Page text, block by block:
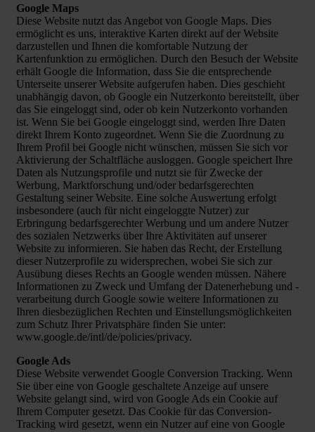
Google Maps
Diese Website nutzt das Angebot von Google Maps. Dies
ermöglicht es uns, interaktive Karten direkt auf der Website
darzustellen und Ihnen die komfortable Nutzung der
Kartenfunktion zu ermöglichen. Durch den Besuch der Website
erhält Google die Information, dass Sie die entsprechende
Unterseite unserer Website aufgerufen haben. Dies geschieht
unabhängig davon, ob Google ein Nutzerkonto bereitstellt, über
das Sie eingeloggt sind, oder ob kein Nutzerkonto vorhanden
ist. Wenn Sie bei Google eingeloggt sind, werden Ihre Daten
direkt Ihrem Konto zugeordnet. Wenn Sie die Zuordnung zu
Ihrem Profil bei Google nicht wünschen, müssen Sie sich vor
Aktivierung der Schaltfläche ausloggen. Google speichert Ihre
Daten als Nutzungsprofile und nutzt sie für Zwecke der
Werbung, Marktforschung und/oder bedarfsgerechten
Gestaltung seiner Website. Eine solche Auswertung erfolgt
insbesondere (auch für nicht eingeloggte Nutzer) zur
Erbringung bedarfsgerechter Werbung und um andere Nutzer
des sozialen Netzwerks über Ihre Aktivitäten auf unserer
Website zu informieren. Sie haben das Recht, der Erstellung
dieser Nutzerprofile zu widersprechen, wobei Sie sich zur
Ausübung dieses Rechts an Google wenden müssen. Nähere
Informationen zu Zweck und Umfang der Datenerhebung und -
verarbeitung durch Google sowie weitere Informationen zu
Ihren diesbezüglichen Rechten und Einstellungsmöglichkeiten
zum Schutz Ihrer Privatsphäre finden Sie unter:
www.google.de/intl/de/policies/privacy.
Google Ads
Diese Website verwendet Google Conversion Tracking. Wenn
Sie über eine von Google geschaltete Anzeige auf unsere
Website gelangt sind, wird von Google Ads ein Cookie auf
Ihrem Computer gesetzt. Das Cookie für das Conversion-
Tracking wird gesetzt, wenn ein Nutzer auf eine von Google